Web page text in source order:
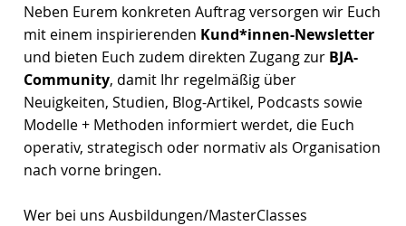
Neben Eurem konkreten Auftrag versorgen wir Euch
mit einem inspirierenden Kund*innen-Newsletter
und bieten Euch zudem direkten Zugang zur BJA-
Community, damit Ihr regelmäßig über
Neuigkeiten, Studien, Blog-Artikel, Podcasts sowie
Modelle + Methoden informiert werdet, die Euch
operativ, strategisch oder normativ als Organisation
nach vorne bringen.
Wer bei uns Ausbildungen/MasterClasses